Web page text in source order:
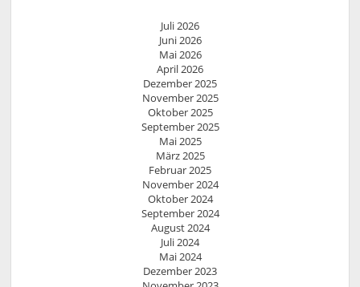
Juli 2026
Juni 2026
Mai 2026
April 2026
Dezember 2025
November 2025
Oktober 2025
September 2025
Mai 2025
März 2025
Februar 2025
November 2024
Oktober 2024
September 2024
August 2024
Juli 2024
Mai 2024
Dezember 2023